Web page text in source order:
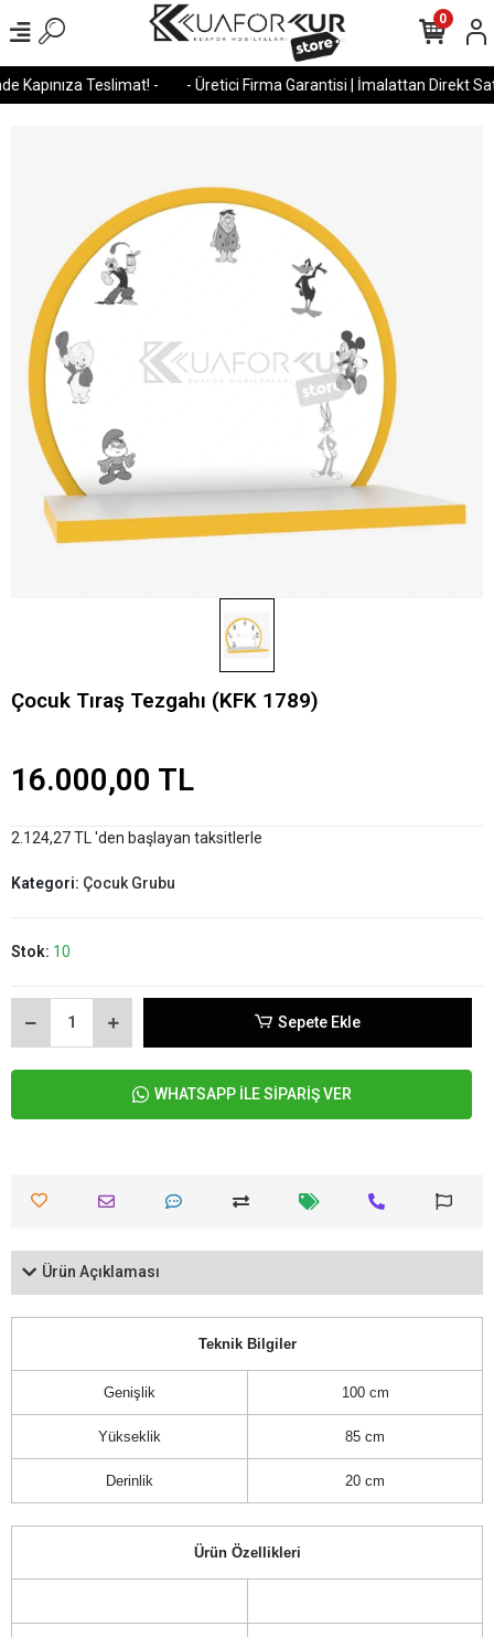
Kapınıza Teslimat! - - Üretici Firma Garantisi | İmalattan Direkt
0
Çocuk Tıraş Tezgahı (KFK 1789)
16.000,00 TL
2.124,27 TL 'den başlayan taksitlerle
Kategori: Çocuk Grubu
Stok: 10
Sepete Ekle
WHATSAPP İLE SİPARİŞ VER
Ürün Açıklaması
Teknik Bilgiler
Genişlik 100 cm
Yükseklik 85 cm
Derinlik 20 cm
Ürün Özellikleri